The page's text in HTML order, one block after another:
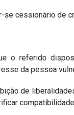
se cessionário de
o referido
da pessoa
de